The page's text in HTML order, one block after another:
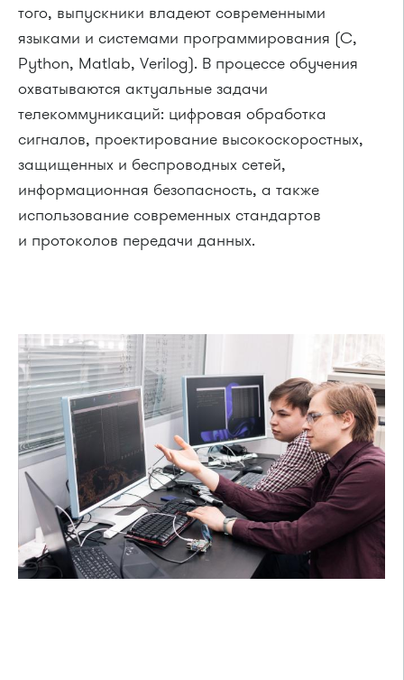
того, выпускники владеют современными
языками и системами программирования (C,
Python, Matlab, Verilog). В процессе обучения
охватываются актуальные задачи
телекоммуникаций: цифровая обработка
сигналов, проектирование высокоскоростных,
защищенных и беспроводных сетей,
информационная безопасность, а также
использование современных стандартов
и протоколов передачи данных.